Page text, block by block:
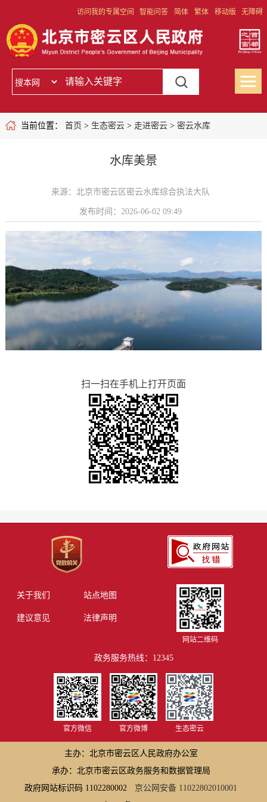
访问我的专属空间 智能问答 简体 繁体 移动版 无障碍
当前位置： 首页 > 生态密云> 走进密云> 密云水库
水库美景
来源：北京市密云区密云水库综合执法大队
发布时间：2026-06-02 09:49
扫一扫在手机上打开页面
关于我们 站点地图
建议意见 法律声明
网站二维码
政务服务热线：12345
官方微信 官方微博 生态密云
主办：北京市密云区人民政府办公室
承办：北京市密云区政务服务和数据管理局
政府网站标识码 1102280002
京公网安备 11022802010001